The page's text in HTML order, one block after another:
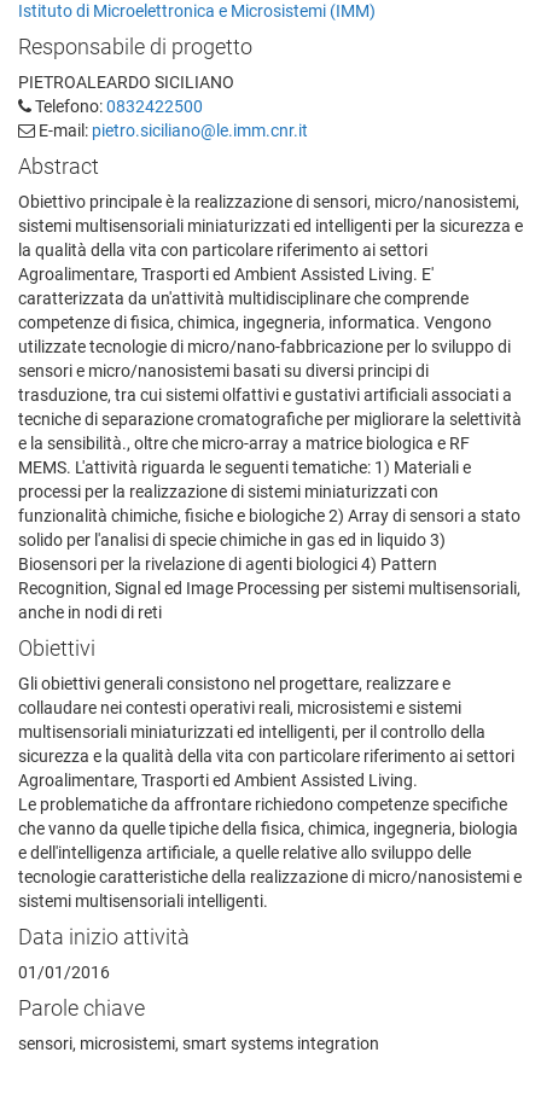
Istituto di Microelettronica e Microsistemi (IMM)
Responsabile di progetto
PIETROALEARDO SICILIANO
Telefono:0832422500
E-mail: pietro.siciliano@le.imm.cnr.it
Abstract
Obiettivo principale è la realizzazione di sensori, micro/nanosistemi,
sistemi multisensoriali miniaturizzati ed intelligenti per la sicurezza e
la qualità della vita con particolare riferimento ai settori
Agroalimentare, Trasporti ed Ambient Assisted Living. E'
caratterizzata da un'attività multidisciplinare che comprende
competenze di fisica, chimica, ingegneria, informatica. Vengono
utilizzate tecnologie di micro/nano-fabbricazione per lo sviluppo di
sensori e micro/nanosistemi basati su diversi principi di
trasduzione, tra cui sistemi olfattivi e gustativi artificiali associati a
tecniche di separazione cromatografiche per migliorare la selettività
e la sensibilità., oltre che micro-array a matrice biologica e RF
MEMS. L'attività riguarda le seguenti tematiche: 1) Materiali e
processi per la realizzazione di sistemi miniaturizzati con
funzionalità chimiche, fisiche e biologiche 2) Array di sensori a stato
solido per l'analisi di specie chimiche in gas ed in liquido 3)
Biosensori per la rivelazione di agenti biologici 4) Pattern
Recognition, Signal ed Image Processing per sistemi multisensoriali,
anche in nodi di reti
Obiettivi
Gli obiettivi generali consistono nel progettare, realizzare e
collaudare nei contesti operativi reali, microsistemi e sistemi
multisensoriali miniaturizzati ed intelligenti, per il controllo della
sicurezza e la qualità della vita con particolare riferimento ai settori
Agroalimentare, Trasporti ed Ambient Assisted Living.
Le problematiche da affrontare richiedono competenze specifiche
che vanno da quelle tipiche della fisica, chimica, ingegneria, biologia
e dell'intelligenza artificiale, a quelle relative allo sviluppo delle
tecnologie caratteristiche della realizzazione di micro/nanosistemi e
sistemi multisensoriali intelligenti.
Data inizio attività
01/01/2016
Parole chiave
sensori, microsistemi, smart systems integration